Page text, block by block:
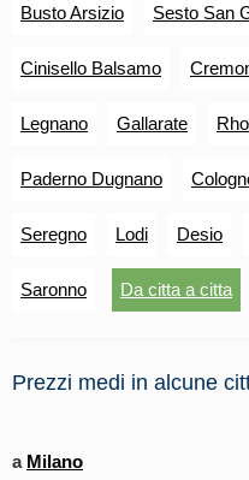
Busto Arsizio Sesto San
Cinisello Balsamo
Legnano Gallarate Rho
Paderno Dugnano
Seregno Lodi Desio
Saronno Da citta a citta
Prezzi medi in alcune
a Milano